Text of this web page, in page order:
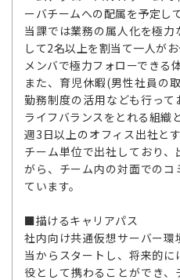
ーバチームへの配属を予定し
当課では業務の属人化を極
して2名以上を割当て一人が
メンバで極力フォローできる
また、育児休暇(男性社員の
勤務制度の活用なども行っ
ライフバランスをとれる組織
週3日以上のオフィス出社と
チーム単位で出社しており
がら、チーム内の対面での
ています。
■描けるキャリアパス
社内向け共通仮想サーバー
当からスタートし、将来的
役として携わることができ